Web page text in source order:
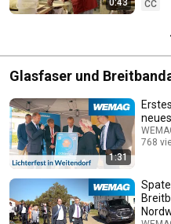
CC
Glasfaser und
1:31
768